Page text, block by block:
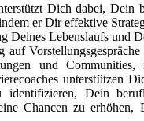
Dich dabei, Dein
er Dir effektive
Deines Lebenslaufs und
auf
und
unterstützen
identifizieren, Dein
Chancen zu erhöhen,